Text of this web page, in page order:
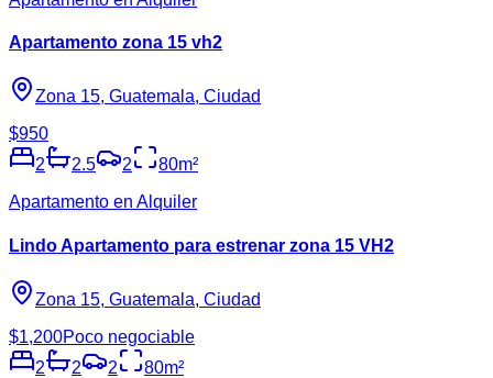
Apartamento zona 15 vh2
Zona 15, Guatemala, Ciudad
$950
2
2.5 2 80m²
Apartamento en Alquiler
Lindo Apartamento para estrenar zona 15 VH2
Zona 15, Guatemala, Ciudad
$1,200Poco negociable
2
2 2 80m²